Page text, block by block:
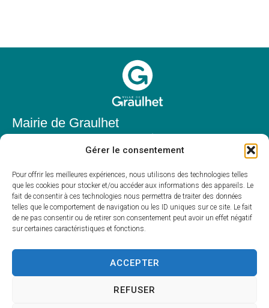
Gérer le consentement
Pour offrir les meilleures expériences, nous utilisons des technologies telles
que les cookies pour stocker et/ou accéder aux informations des appareils. Le
fait de consentir à ces technologies nous permettra de traiter des données
telles que le comportement de navigation ou les ID uniques sur ce site. Le fait
de ne pas consentir ou de retirer son consentement peut avoir un effet négatif
sur certaines caractéristiques et fonctions.
ACCEPTER
REFUSER
Mairie de Graulhet
81300 Graulhet
05 63 42 85 50
mairie@mairie-graulhet.fr
Horaires d'ouverture
Du lundi au vendredi :